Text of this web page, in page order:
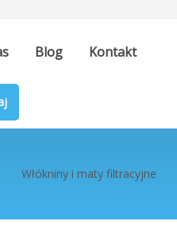
Blog Kontakt
Włókniny i maty filtracyjne